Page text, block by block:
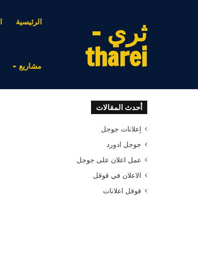
ثري -
tharei
الرئيسية
مشاريع
أحدث المقالات
إعلانات جوجل
جوجل ادورد
عمل اعلان على جوجل
الاعلان في قوقل
قوقل اعلانات